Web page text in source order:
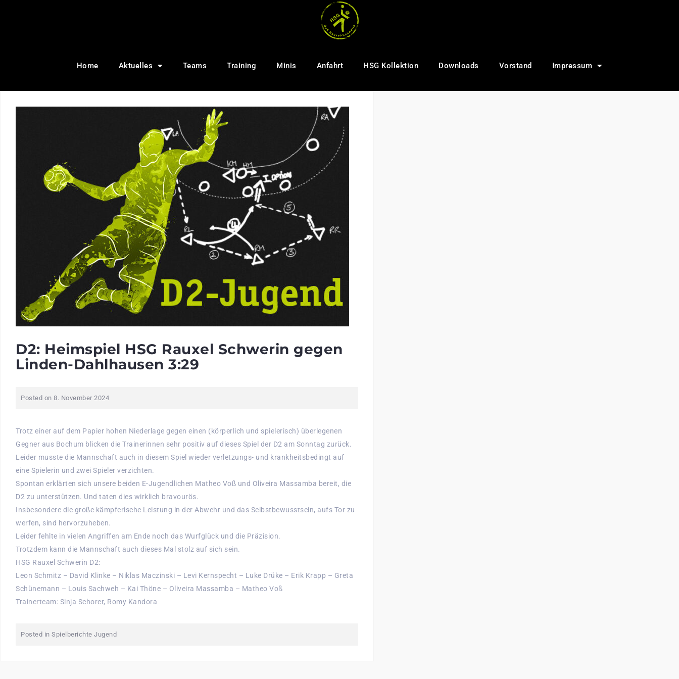
Home Aktuelles Teams Training Minis Anfahrt HSG Kollektion Downloads Vorstand Impressum
D2: Heimspiel HSG Rauxel Schwerin gegen
Linden-Dahlhausen 3:29
Posted on 8. November 2024
Trotz einer auf dem Papier hohen Niederlage gegen einen (körperlich und spielerisch) überlegenen
Gegner aus Bochum blicken die Trainerinnen sehr positiv auf dieses Spiel der D2 am Sonntag zurück.
Leider musste die Mannschaft auch in diesem Spiel wieder verletzungs- und krankheitsbedingt auf
eine Spielerin und zwei Spieler verzichten.
Spontan erklärten sich unsere beiden E-Jugendlichen Matheo Voß und Oliveira Massamba bereit, die
D2 zu unterstützen. Und taten dies wirklich bravourös.
Insbesondere die große kämpferische Leistung in der Abwehr und das Selbstbewusstsein, aufs Tor zu
werfen, sind hervorzuheben.
Leider fehlte in vielen Angriffen am Ende noch das Wurfglück und die Präzision.
Trotzdem kann die Mannschaft auch dieses Mal stolz auf sich sein.
HSG Rauxel Schwerin D2:
Leon Schmitz – David Klinke – Niklas Maczinski – Levi Kernspecht – Luke Drüke – Erik Krapp – Greta
Schünemann – Louis Sachweh – Kai Thöne – Oliveira Massamba – Matheo Voß
Trainerteam: Sinja Schorer, Romy Kandora
Posted in Spielberichte Jugend